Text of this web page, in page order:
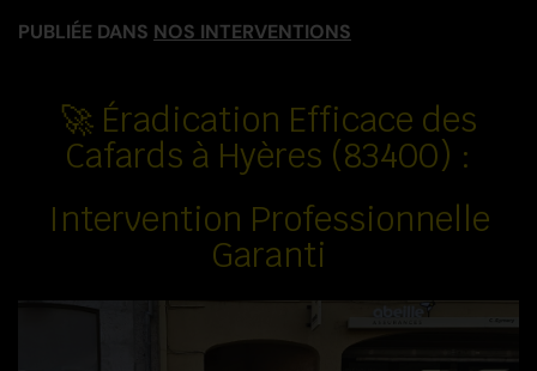
PUBLIÉE DANS NOS INTERVENTIONS
🚀 Éradication Efficace des
Cafards à Hyères (83400) :
Intervention Professionnelle
Garanti